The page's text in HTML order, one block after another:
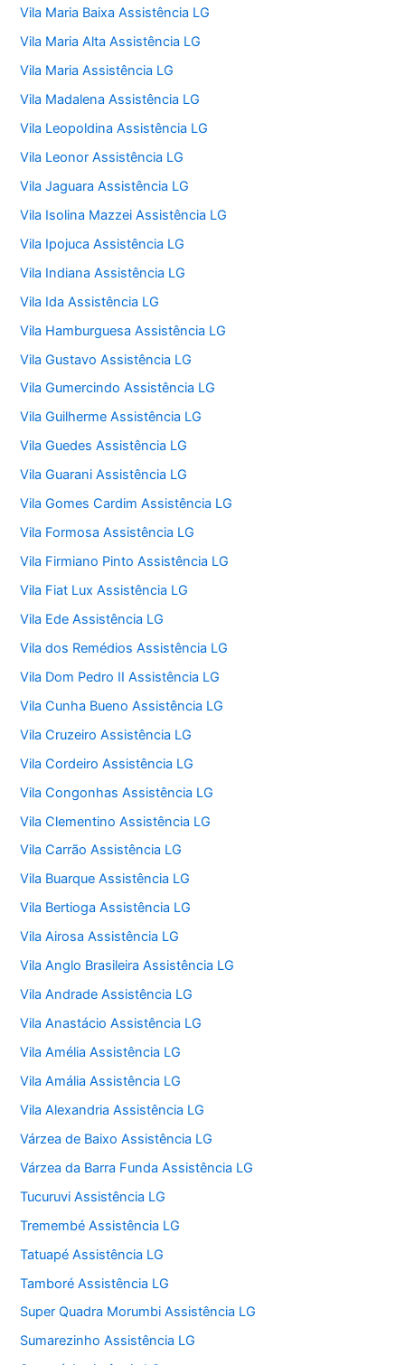
Vila Maria Baixa Assistência LG
Vila Maria Alta Assistência LG
Vila Maria Assistência LG
Vila Madalena Assistência LG
Vila Leopoldina Assistência LG
Vila Leonor Assistência LG
Vila Jaguara Assistência LG
Vila Isolina Mazzei Assistência LG
Vila Ipojuca Assistência LG
Vila Indiana Assistência LG
Vila Ida Assistência LG
Vila Hamburguesa Assistência LG
Vila Gustavo Assistência LG
Vila Gumercindo Assistência LG
Vila Guilherme Assistência LG
Vila Guedes Assistência LG
Vila Guarani Assistência LG
Vila Gomes Cardim Assistência LG
Vila Formosa Assistência LG
Vila Firmiano Pinto Assistência LG
Vila Fiat Lux Assistência LG
Vila Ede Assistência LG
Vila dos Remédios Assistência LG
Vila Dom Pedro II Assistência LG
Vila Cunha Bueno Assistência LG
Vila Cruzeiro Assistência LG
Vila Cordeiro Assistência LG
Vila Congonhas Assistência LG
Vila Clementino Assistência LG
Vila Carrão Assistência LG
Vila Buarque Assistência LG
Vila Bertioga Assistência LG
Vila Airosa Assistência LG
Vila Anglo Brasileira Assistência LG
Vila Andrade Assistência LG
Vila Anastácio Assistência LG
Vila Amélia Assistência LG
Vila Amália Assistência LG
Vila Alexandria Assistência LG
Várzea de Baixo Assistência LG
Várzea da Barra Funda Assistência LG
Tucuruvi Assistência LG
Tremembé Assistência LG
Tatuapé Assistência LG
Tamboré Assistência LG
Super Quadra Morumbi Assistência LG
Sumarezinho Assistência LG